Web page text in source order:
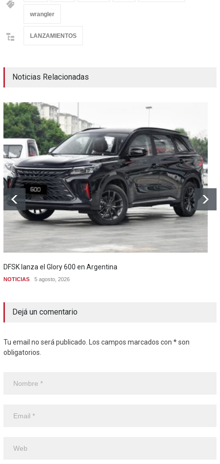
wrangler
LANZAMIENTOS
Noticias Relacionadas
DFSK lanza el Glory 600 en Argentina
NOTICIAS 5 agosto, 2026
Dejá un comentario
Tu email no será publicado. Los campos marcados con * son
obligatorios.